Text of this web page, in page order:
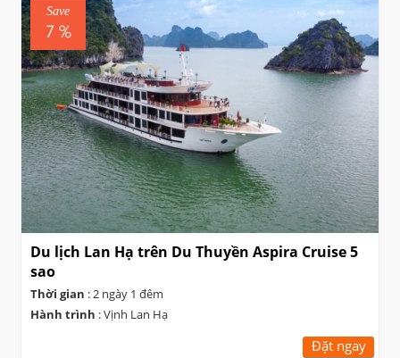
Save
7 %
Du lịch Lan Hạ trên Du Thuyền Aspira Cruise 5
sao
Thời gian : 2 ngày 1 đêm
Hành trình : Vịnh Lan Hạ
Đặt ngay